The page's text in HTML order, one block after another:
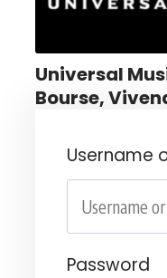
Universal
Bourse,
Username
Password